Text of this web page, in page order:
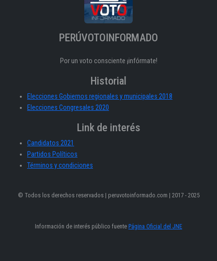
PERÚVOTOINFORMADO
Por un voto consciente ¡infórmate!
Historial
Elecciones Gobiernos regionales y municipales 2018
Elecciones Congresales 2020
Link de interés
Candidatos 2021
Partidos Políticos
Términos y condiciones
© Todos los derechos reservados | peruvotoinformado.com | 2017 - 2025
Información de interés público fuente Página Oficial del JNE